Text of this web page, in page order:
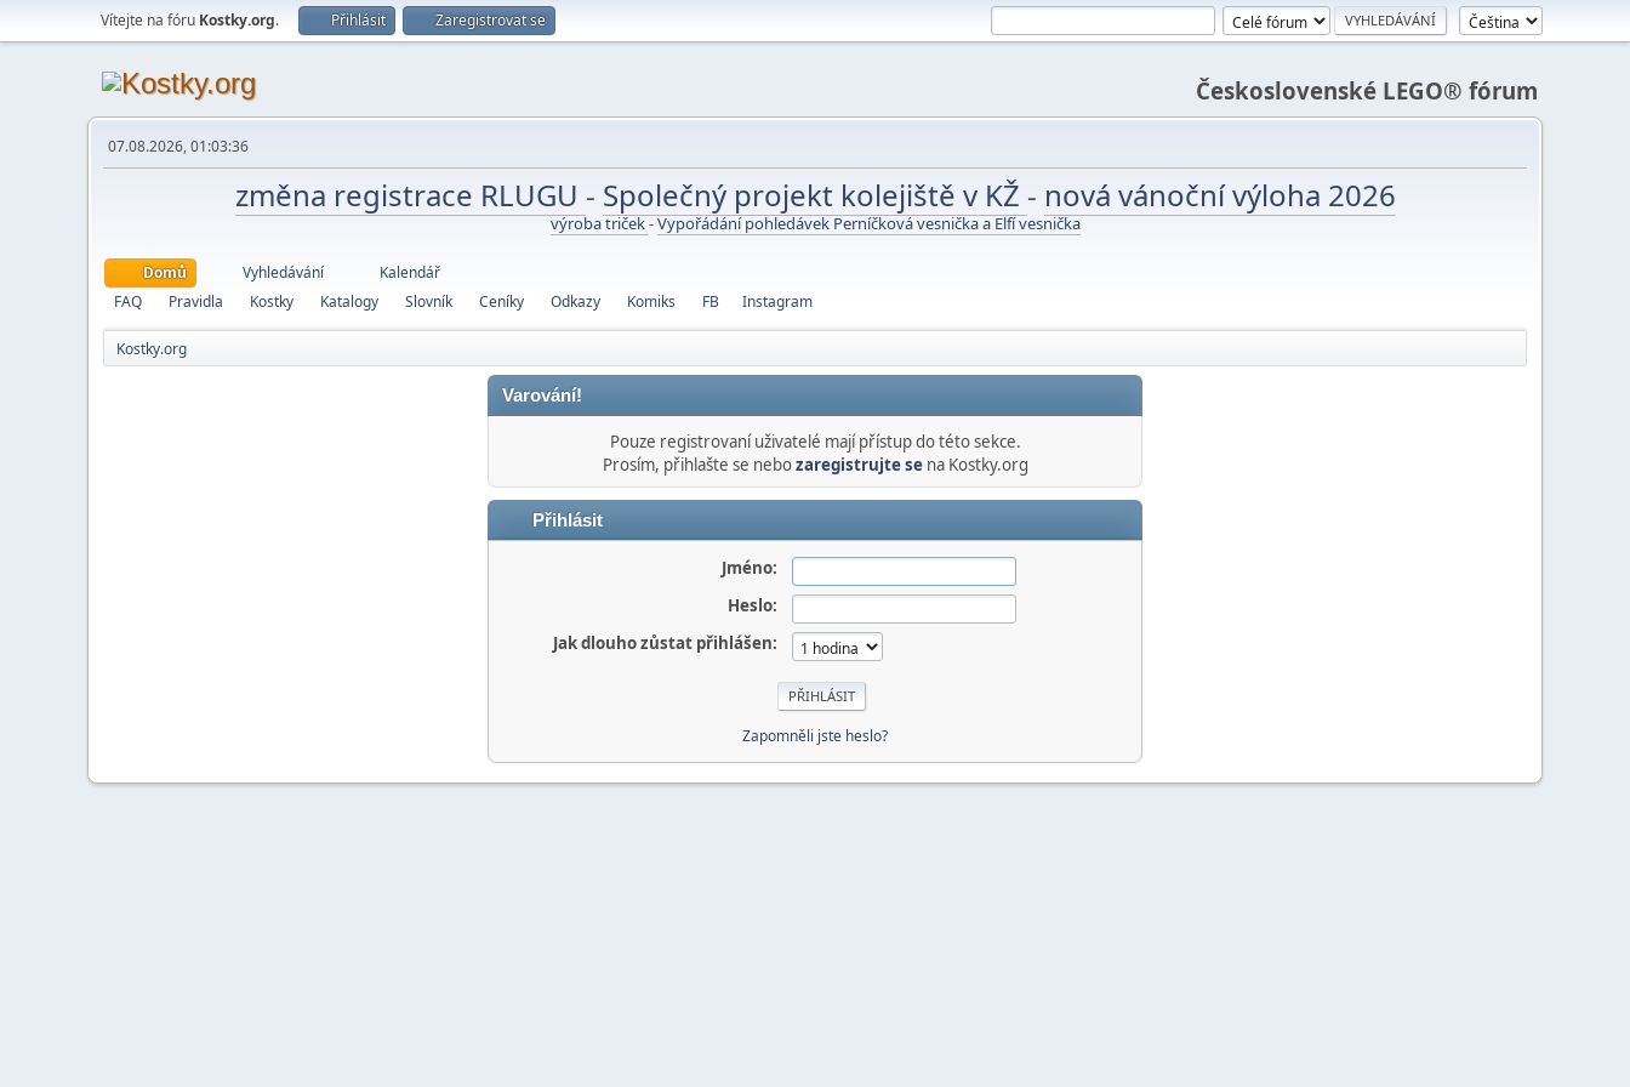
Vítejte na fóru Kostky.org. Přihlásit Zaregistrovat se
Československé LEGO® fórum
07.08.2026, 01:03:36
změna registrace RLUGU - Společný projekt kolejiště v KŽ - nová vánoční výloha 2026
výroba triček-Vypořádání pohledávek Perníčková vesnička a Elfí vesnička
Domů Vyhledávání
Kalendář
FAQ
Pravidla Kostky Katalogy Slovník Ceníky Odkazy Komiks FB Instagram
Kostky.org
Varování!
Pouze registrovaní uživatelé mají přístup do této sekce.
Prosím, přihlašte se nebozaregistrujte sena Kostky.org
Přihlásit
Jméno:
Heslo:
Jak dlouho zůstat přihlášen:
Zapomněli jste heslo?